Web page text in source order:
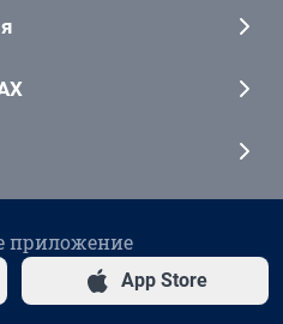
приложение
App Store